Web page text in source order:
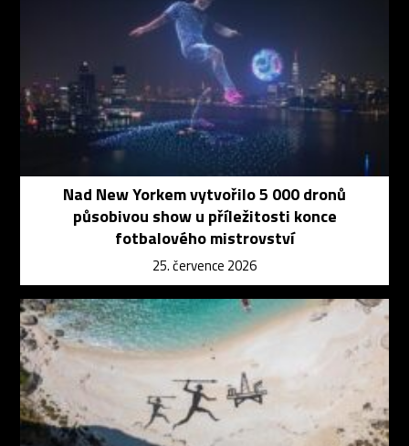
Nad New Yorkem vytvořilo 5 000 dronů
působivou show u příležitosti konce
fotbalového mistrovství
25. července 2026